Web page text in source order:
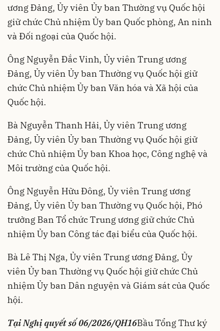
ương Đảng, Ủy viên Ủy ban Thường vụ Quốc hội
giữ chức Chủ nhiệm Ủy ban Quốc phòng, An ninh
và Đối ngoại của Quốc hội.
Ông Nguyễn Đắc Vinh, Ủy viên Trung ương
Đảng, Ủy viên Ủy ban Thường vụ Quốc hội giữ
chức Chủ nhiệm Ủy ban Văn hóa và Xã hội của
Quốc hội.
Bà Nguyễn Thanh Hải, Ủy viên Trung ương
Đảng, Ủy viên Ủy ban Thường vụ Quốc hội giữ
chức Chủ nhiệm Ủy ban Khoa học, Công nghệ và
Môi trường của Quốc hội.
Ông Nguyễn Hữu Đông, Ủy viên Trung ương
Đảng, Ủy viên Ủy ban Thường vụ Quốc hội, Phó
trưởng Ban Tổ chức Trung ương giữ chức Chủ
nhiệm Ủy ban Công tác đại biểu của Quốc hội.
Bà Lê Thị Nga, Ủy viên Trung ương Đảng, Ủy
viên Ủy ban Thường vụ Quốc hội giữ chức Chủ
nhiệm Ủy ban Dân nguyện và Giám sát của Quốc
hội.
Tại Nghị quyết số 06/2026/QH16Bầu Tổng Thư ký